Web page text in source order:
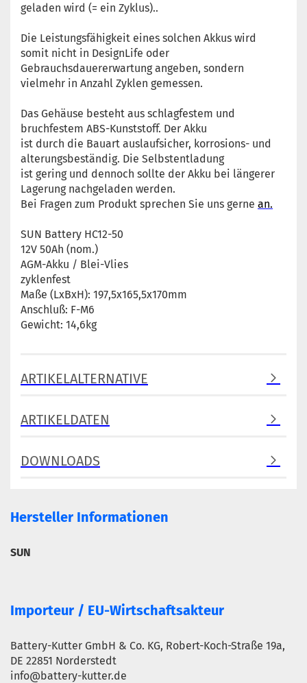
geladen wird (= ein Zyklus)..
Die Leistungsfähigkeit eines solchen Akkus wird
somit nicht in DesignLife oder
Gebrauchsdauererwartung angeben, sondern
vielmehr in Anzahl Zyklen gemessen.
Das Gehäuse besteht aus schlagfestem und
bruchfestem ABS-Kunststoff. Der Akku
ist durch die Bauart auslaufsicher, korrosions- und
alterungsbeständig. Die Selbstentladung
ist gering und dennoch sollte der Akku bei längerer
Lagerung nachgeladen werden.
Bei Fragen zum Produkt sprechen Sie uns gerne an.
SUN Battery HC12-50
12V 50Ah (nom.)
AGM-Akku / Blei-Vlies
zyklenfest
Maße (LxBxH): 197,5x165,5x170mm
Anschluß: F-M6
Gewicht: 14,6kg
ARTIKELALTERNATIVE
ARTIKELDATEN
DOWNLOADS
Hersteller Informationen
SUN
Importeur / EU-Wirtschaftsakteur
Battery-Kutter GmbH & Co. KG, Robert-Koch-Straße 19a,
DE 22851 Norderstedt
info@battery-kutter.de